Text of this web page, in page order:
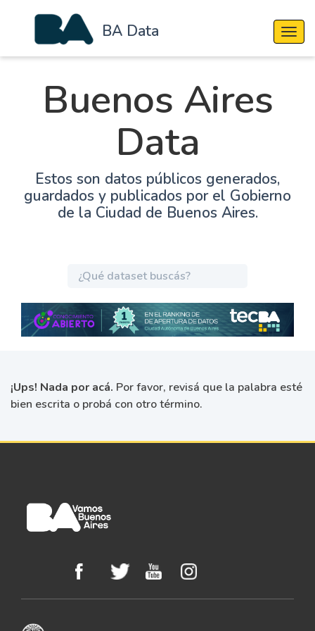
BA Data
Buenos Aires
Data
Estos son datos públicos generados,
guardados y publicados por el Gobierno
de la Ciudad de Buenos Aires.
¡Ups! Nada por acá. Por favor, revisá que la palabra esté
bien escrita o probá con otro término.